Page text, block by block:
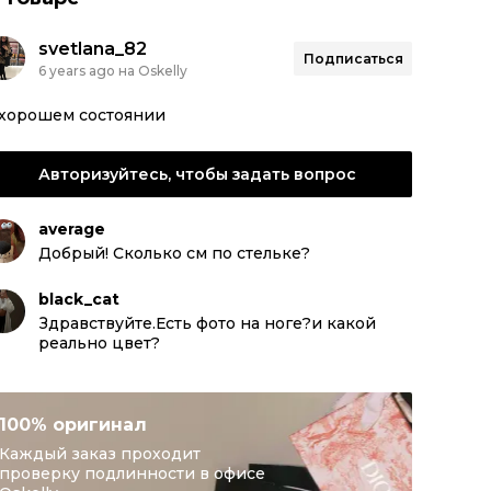
svetlana_82
6 years ago на Oskelly
Подписаться
состоянии
Авторизуйтесь, чтобы задать вопрос
average
Добрый! Сколько см по стельке?
black_cat
Здравствуйте.Есть фото на ноге?и какой
реально цвет?
100% оригинал
Каждый заказ проходит
проверку подлинности в офисе